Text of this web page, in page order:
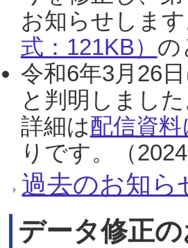
お知らせしま
式：121KB） の
令和6年3月26
と判明しまし
詳細は配信資
りです。（
過去のお知ら
データ修正